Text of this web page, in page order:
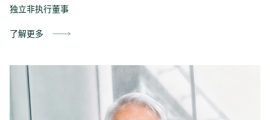
独立非执行董事
了解更多